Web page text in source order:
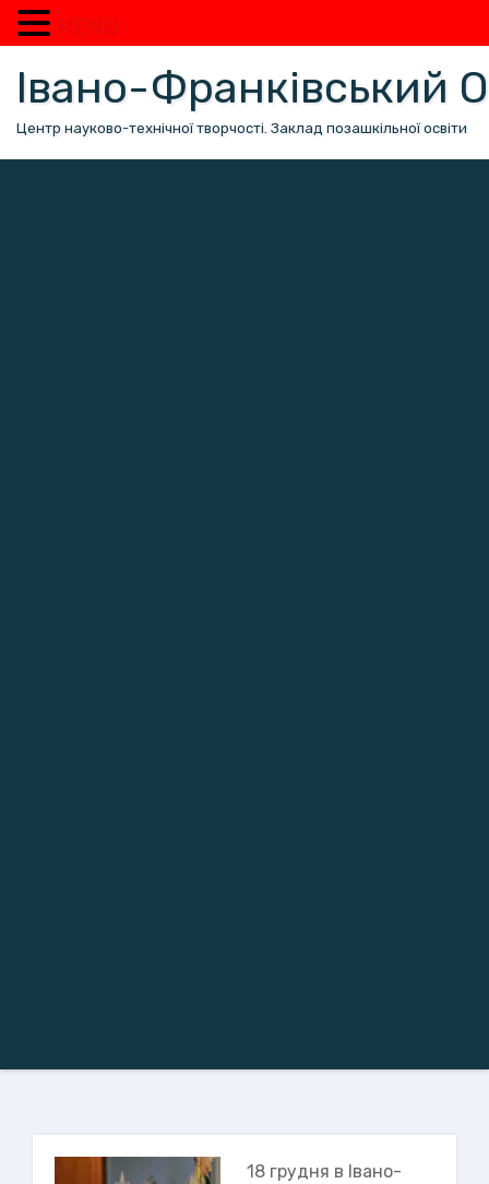
вмісту
Івано-Франківський
Центр науково-технічної творчості. Заклад позашкільної освіти
18 грудня в Івано-
MENU